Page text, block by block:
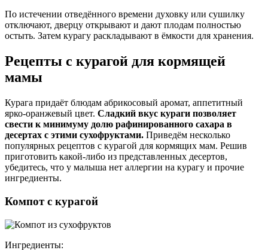
По истечении отведённого времени духовку или сушилку
отключают, дверцу открывают и дают плодам полностью
остыть. Затем курагу раскладывают в ёмкости для хранения.
Рецепты с курагой для кормящей
мамы
Курага придаёт блюдам абрикосовый аромат, аппетитный
ярко-оранжевый цвет. Сладкий вкус кураги позволяет
свести к минимуму долю рафинированного сахара в
десертах с этими сухофруктами. Приведём несколько
популярных рецептов с курагой для кормящих мам. Решив
приготовить какой-либо из представленных десертов,
убедитесь, что у малыша нет аллергии на курагу и прочие
ингредиенты.
Компот с курагой
Ингредиенты: